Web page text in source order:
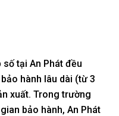
tại An Phát đều
hành lâu dài (từ 3
xuất. Trong trường
bảo hành, An Phát